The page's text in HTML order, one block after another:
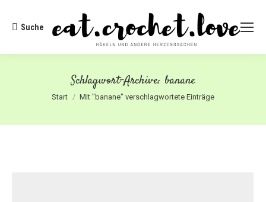
Search:
Suche
Schlagwort-Archive: banane
Sie befinden sich hier:
Start Mit "banane" verschlagwortete Einträge